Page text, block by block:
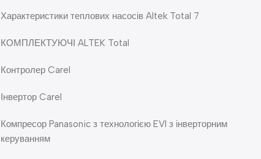
Характеристики теплових насосів Altek Total 7
КОМПЛЕКТУЮЧІ ALTEK Total
Контролер Carel
Інвертор Carel
Компресор Panasonic з технологією EVI з інверторним
керуванням